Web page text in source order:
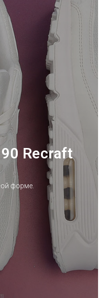
Recraft
форме.